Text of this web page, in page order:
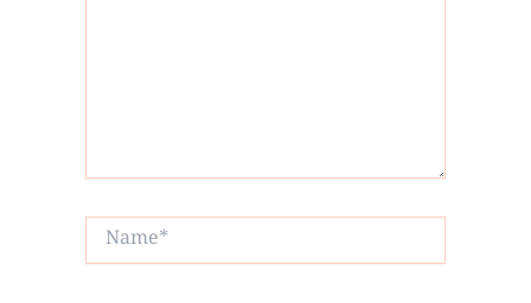
Name*